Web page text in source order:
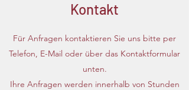
Kontakt
Für Anfragen kontaktieren Sie uns bitte per
Telefon, E-Mail oder über das Kontaktformular
unten.
Ihre Anfragen werden innerhalb von Stunden